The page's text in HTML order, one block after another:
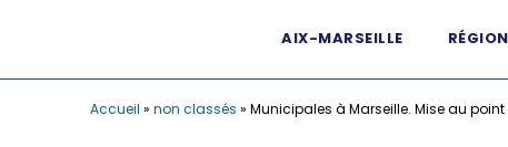
AIX-MARSEILLE
Accueil » non classés » Municipales à Marseille. Mise au